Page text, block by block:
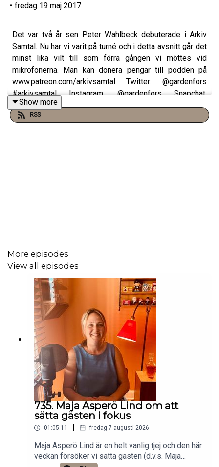
• fredag 19 maj 2017
Det var två år sen Peter Wahlbeck debuterade i Arkiv
Samtal. Nu har vi varit på turné och i detta avsnitt går det
minst lika vilt till som förra gången vi möttes vid
mikrofonerna. Man kan donera pengar till podden på
www.patreon.com/arkivsamtal Twitter: @gardenfors
#arkivsamtal Instagram: @gardenfors Snapchat:
gardenfors Facebook: Arkiv Samtal - eftersnackgruppen
Show more
RSS
More episodes
View all episodes
735. Maja Asperö Lind om att
sätta gästen i fokus
01:05:11 fredag 7 augusti 2026
Maja Asperö Lind är en helt vanlig tjej och den här
veckan försöker vi sätta gästen (d.v.s. Maja